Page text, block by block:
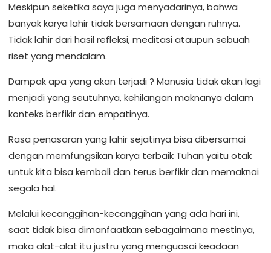
‎Meskipun seketika saya juga menyadarinya, bahwa
banyak karya lahir tidak bersamaan dengan ruhnya.
Tidak lahir dari hasil refleksi, meditasi ataupun sebuah
riset yang mendalam.
‎Dampak apa yang akan terjadi ? Manusia tidak akan lagi
menjadi yang seutuhnya, kehilangan maknanya dalam
konteks berfikir dan empatinya.
‎Rasa penasaran yang lahir sejatinya bisa dibersamai
dengan memfungsikan karya terbaik Tuhan yaitu otak
untuk kita bisa kembali dan terus berfikir dan memaknai
segala hal.
‎Melalui kecanggihan-kecanggihan yang ada hari ini,
saat tidak bisa dimanfaatkan sebagaimana mestinya,
maka alat-alat itu justru yang menguasai keadaan